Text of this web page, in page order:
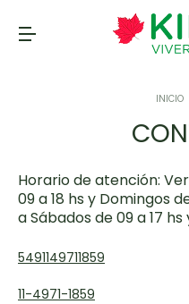
INICIO
Horario de atención:
09 a 18 hs y Domingos
a Sábados de 09 a 17
5491149711859
11-4971-1859